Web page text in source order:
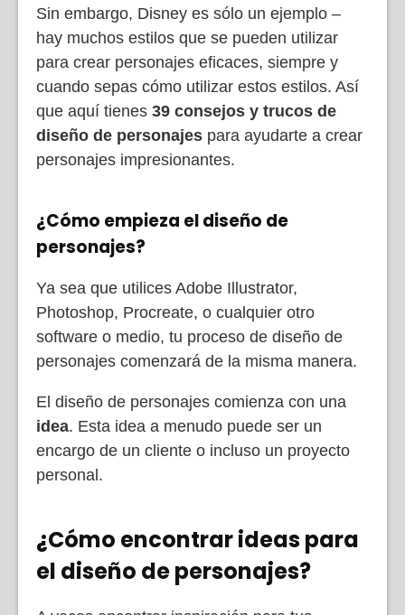
Sin embargo, Disney es sólo un ejemplo –
hay muchos estilos que se pueden utilizar
para crear personajes eficaces, siempre y
cuando sepas cómo utilizar estos estilos. Así
que aquí tienes 39 consejos y trucos de
diseño de personajes para ayudarte a crear
personajes impresionantes.
¿Cómo empieza el diseño de
personajes?
Ya sea que utilices Adobe Illustrator,
Photoshop, Procreate, o cualquier otro
software o medio, tu proceso de diseño de
personajes comenzará de la misma manera.
El diseño de personajes comienza con una
idea. Esta idea a menudo puede ser un
encargo de un cliente o incluso un proyecto
personal.
¿Cómo encontrar ideas para
el diseño de personajes?